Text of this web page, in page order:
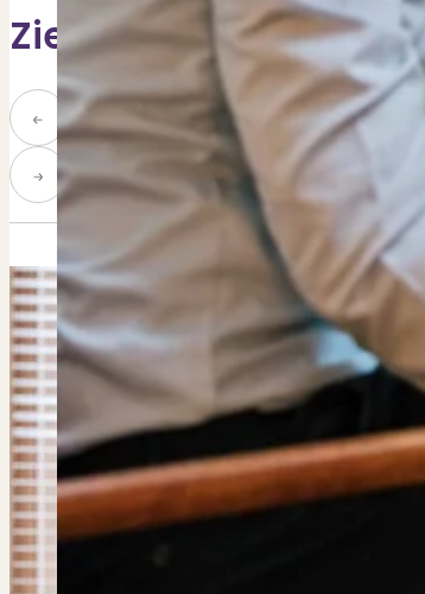
Zie meer teamgenoten